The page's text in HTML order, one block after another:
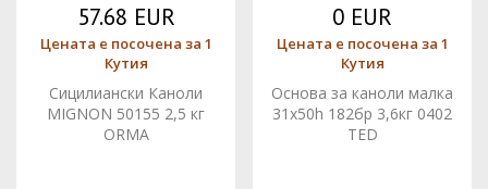
57.68 EUR
Цената е посочена за 1
Кутия
Сицилиански Каноли
MIGNON 50155 2,5 кг
ORMA
0 EUR
Цената е посочена за 1
Кутия
Основа за каноли малка
31x50h 182бр 3,6кг 0402
TED